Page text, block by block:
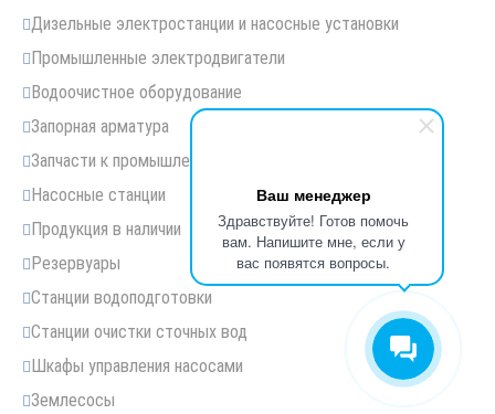
Ваш менеджер
Здравствуйте! Готов помочь
вам. Напишите мне, если у
вас появятся вопросы.
Дизельные электростанции и насосные установки
Промышленные электродвигатели
Водоочистное оборудование
Запорная арматура
Запчасти к промышленным насосам
Насосные станции
Продукция в наличии
Резервуары
Станции водоподготовки
Станции очистки сточных вод
Шкафы управления насосами
Землесосы